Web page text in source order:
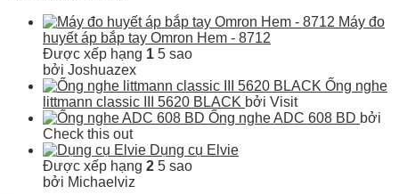
Máy đo
huyết áp bắp tay Omron Hem - 8712
Được xếp hạng 1 5 sao
bởi Joshuazex
Ống nghe
littmann classic III 5620 BLACK bởi Visit
Ống nghe ADC 608 BD bởi
Check this out
Dụng cụ Elvie
Được xếp hạng 2 5 sao
bởi Michaelviz